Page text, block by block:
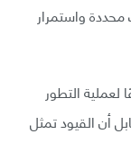
واستمرار
التطور
أن القيود تمثل